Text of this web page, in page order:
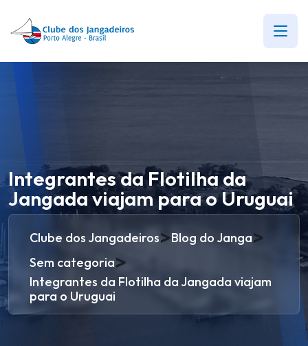
Integrantes da Flotilha da
Jangada viajam para o Uruguai
Clube dos Jangadeiros>Blog do Janga>
Sem categoria>
Integrantes da Flotilha da Jangada viajam
para o Uruguai